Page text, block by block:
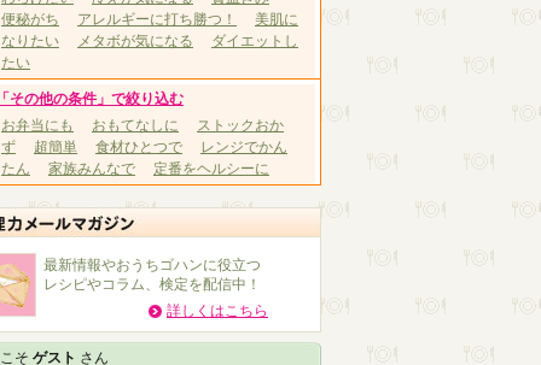
便秘がち
アレルギーに打ち勝つ！
美肌に
なりたい
メタボが気になる
ダイエットし
たい
その他の条件」で絞り込む
お弁当にも
おもてなしに
ストックおか
ず
超簡単 食材ひとつで
レンジでかん
たん
家族みんなで 定番をヘルシーに
最新情報やおうちゴハンに役立つ
レシピやコラム、検定を配信中！
詳しくはこちら
そ ゲスト さん